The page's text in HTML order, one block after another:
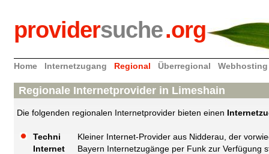
providersuche.org
Home Internetzugang Regional Überregional Webhosting
Regionale Internetprovider in Limeshain
Die folgenden regionalen Internetprovider bieten einen
Techni
Internet
Kleiner Internet-Provider aus Nidderau, der
Bayern Internetzugänge per Funk zur Verfügung